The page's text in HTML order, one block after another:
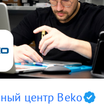
центр Beko